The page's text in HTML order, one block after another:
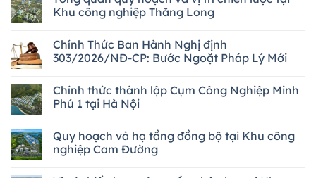
Khu công nghiệp Thăng Long
Chính Thức Ban Hành Nghị định
303/2026/NĐ-CP: Bước Ngoặt Pháp Lý Mới
Chính thức thành lập Cụm Công Nghiệp Minh
Phú 1 tại Hà Nội
Quy hoạch và hạ tầng đồng bộ tại Khu công
nghiệp Cam Đường